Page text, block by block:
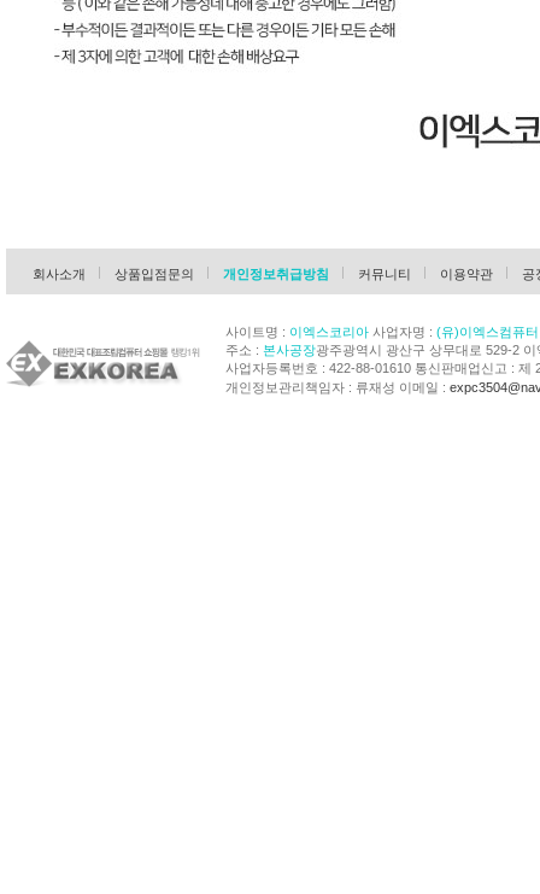
회사소개 상품입점문의 개인정보취급방침 커뮤니티 이용약관 공
사이트명 : 이엑스코리아사업자명 : (유)이엑스컴퓨터
주소 : 본사공장광주광역시 광산구 상무대로 529-2 이
사업자등록번호 : 422-88-01610 통신판매업신고 : 제
개인정보관리책임자 : 류재성 이메일 :